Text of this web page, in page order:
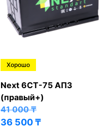
Хорошо
Next 6СТ-75 АПЗ
(правый+)
41 000₸
36 500₸